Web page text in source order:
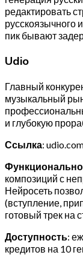
редактировать
русскоязычного
пик бывают
Udio
Главный
музыкальный
и глубокую
Ссылка:
композиций с
Нейросеть
(вступление,
готовый трек на
Доступность:
кредитов на 10